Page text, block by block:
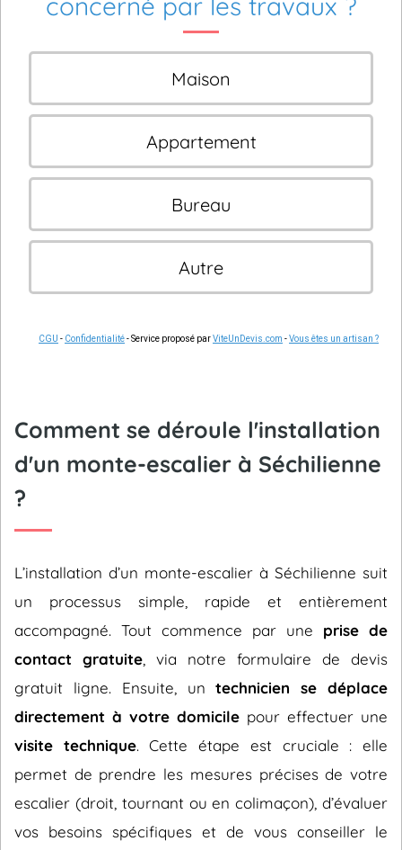
Maison
Appartement
Bureau
Autre
CGU - Confidentialité- Service proposé parViteUnDevis.com -Vous êtes un artisan ?
Comment se déroule l'installation
d'un monte-escalier à Séchilienne
?
L’installation d’un monte-escalier à Séchilienne suit
un processus simple, rapide et entièrement
accompagné. Tout commence par une prise de
contact gratuite , via notre formulaire de devis
gratuit ligne. Ensuite, untechnicien se déplace
directement à votre domicile pour effectuer une
visite technique. Cette étape est cruciale : elle
permet de prendre les mesures précises de votre
escalier (droit, tournant ou en colimaçon), d’évaluer
vos besoins spécifiques et de vous conseiller le